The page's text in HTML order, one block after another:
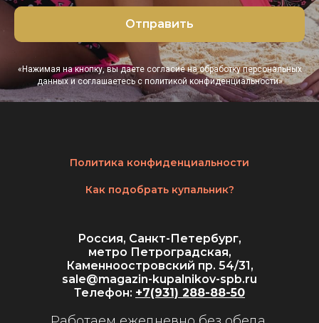
Отправить
«Нажимая на кнопку, вы даете согласие на обработку персональных
данных и соглашаетесь c политикой конфиденциальности»
Политика конфиденциальности
Как подобрать купальник?
Россия, Санкт-Петербург,
метро Петроградская,
Каменноостровский пр. 54/31,
sale@magazin-kupalnikov-spb.ru
Телефон: +7(931) 288-88-50